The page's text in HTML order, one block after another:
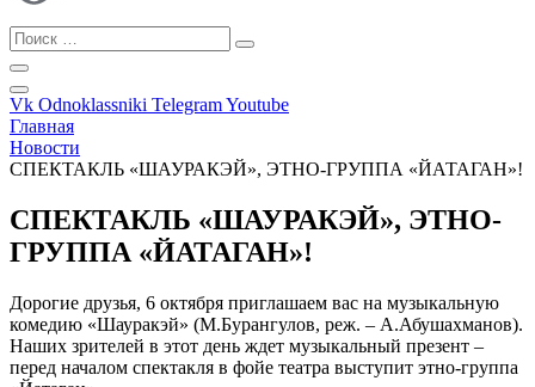
Vk Odnoklassniki TelegramYoutube
Главная
Новости
СПЕКТАКЛЬ «ШАУРАКЭЙ», ЭТНО-ГРУППА «ЙАТАГАН»!
СПЕКТАКЛЬ «ШАУРАКЭЙ», ЭТНО-
ГРУППА «ЙАТАГАН»!
Дорогие друзья, 6 октября приглашаем вас на музыкальную
комедию «Шауракэй» (М.Бурангулов, реж. – А.Абушахманов).
Наших зрителей в этот день ждет музыкальный презент –
перед началом спектакля в фойе театра выступит этно-группа